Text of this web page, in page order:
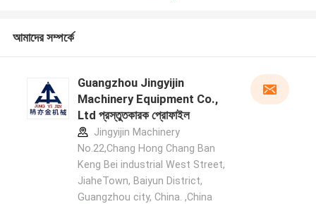
আমাদের সম্পর্কে
Guangzhou Jingyijin
Machinery Equipment Co.,
Ltd প্রস্তুতকারক প্রোফাইল
Jingyijin Machinery
No.22,Chang Hong Chang Ban
Keng Bei industrial West Street,
JiaheTown, Baiyun District,
Guangzhou city, China. ,China